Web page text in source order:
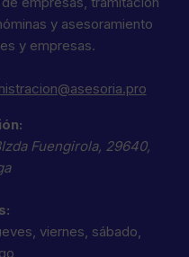
y asesoramiento
y empresas.
Fuengirola, 29640,
viernes, sábado,